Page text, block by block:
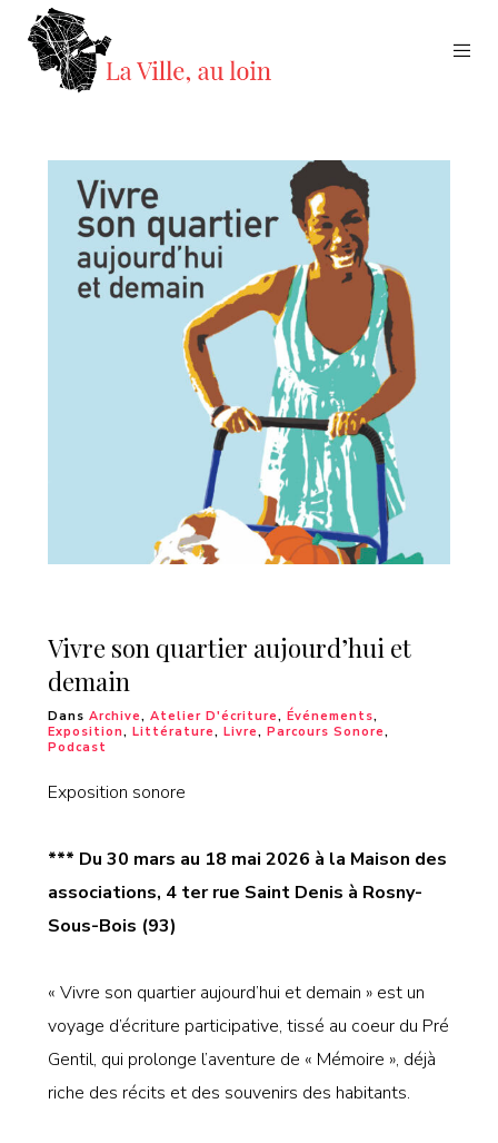
Vivre son quartier aujourd’hui et
demain
Dans Archive, Atelier D'écriture, Événements,
Exposition, Littérature, Livre, Parcours Sonore,
Podcast
Exposition sonore
*** Du 30 mars au 18 mai 2026 à la Maison des
associations, 4 ter rue Saint Denis à Rosny-
Sous-Bois (93)
« Vivre son quartier aujourd’hui et demain » est un
voyage d’écriture participative, tissé au coeur du Pré
Gentil, qui prolonge l’aventure de « Mémoire », déjà
riche des récits et des souvenirs des habitants.